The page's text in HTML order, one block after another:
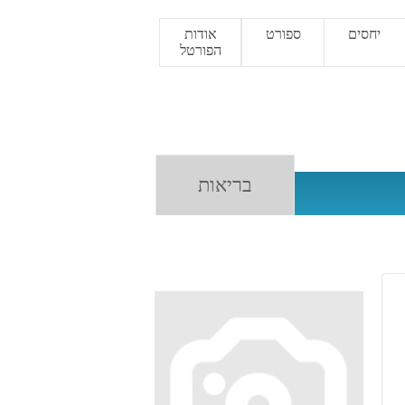
יחסים ספורט
אודות
הפורטל
בריאות